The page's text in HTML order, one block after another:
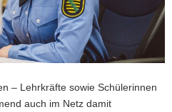
– Lehrkräfte sowie Schülerinnen
auch im Netz damit